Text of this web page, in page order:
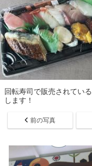
回転寿司で販売されてい
します！
前の写真